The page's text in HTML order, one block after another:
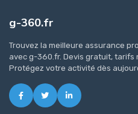
g-360.fr
Trouvez la meilleure assurance
avec g-360.fr. Devis gratuit, tarifs
Protégez votre activité dès